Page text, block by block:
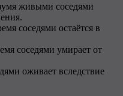
живыми соседями
соседями остаётся в
соседями умирает от
оживает вследствие